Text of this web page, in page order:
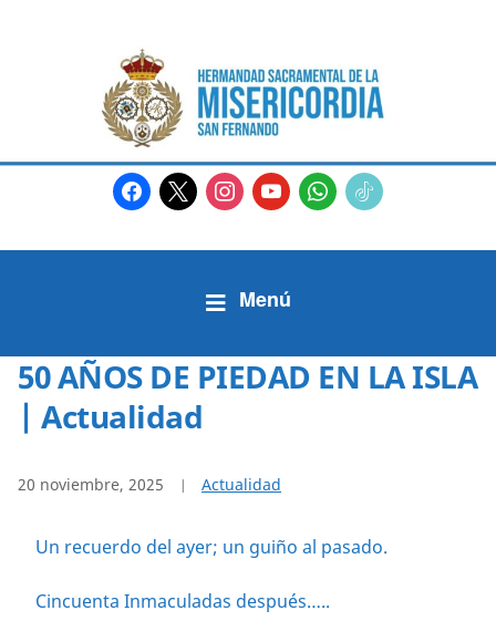
facebook
x instagram
youtubewhatsapp
tiktok2
50 AÑOS DE PIEDAD EN LA ISLA
| Actualidad
20 noviembre, 2025 Actualidad
Un recuerdo del ayer; un guiño al pasado.
Cincuenta Inmaculadas después…..